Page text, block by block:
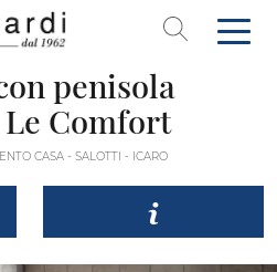
penisola
Comfort
CASA- SALOTTI - ICARO